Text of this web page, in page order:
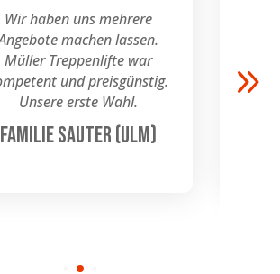
Wir haben uns mehrere
machen lassen.
Müller Treppenlifte war
und preisgünstig.
Unsere erste Wahl.
Familie Sauter (Ulm)